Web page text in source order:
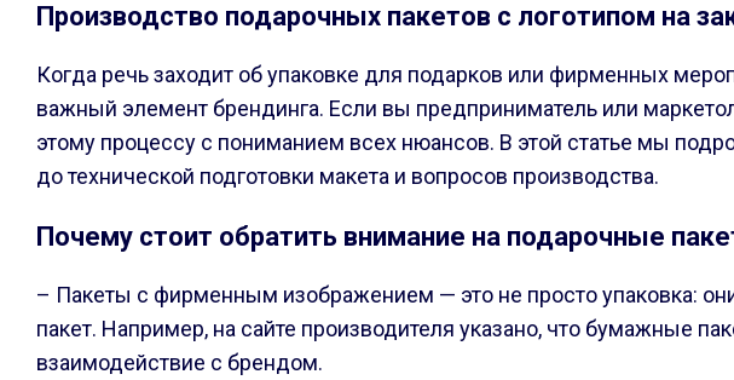
Производство подарочных пакетов с логотипом на
Когда речь заходит об упаковке для подарков или фирменных
важный элемент брендинга. Если вы предприниматель или
этому процессу с пониманием всех нюансов. В этой статье мы
до технической подготовки макета и вопросов производства.
Почему стоит обратить внимание на подарочные
– Пакеты с фирменным изображением — это не просто упаковка:
пакет. Например, на сайте производителя указано, что бумажные
взаимодействие с брендом.